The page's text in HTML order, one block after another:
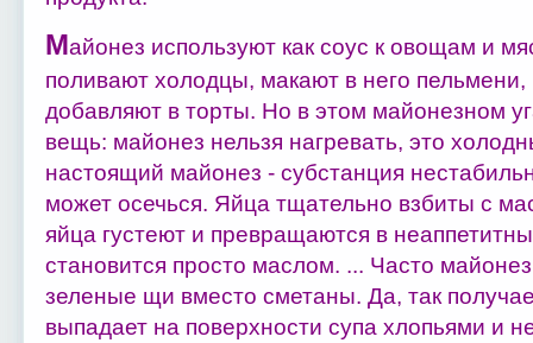
Майонез используют как соус к овощам и
поливают холодцы, макают в него
добавляют в торты. Но в этом майонезном
вещь: майонез нельзя нагревать, это
настоящий майонез - субстанция
может осечься. Яйца тщательно взбиты с
яйца густеют и превращаются в
становится просто маслом. ... Часто
зеленые щи вместо сметаны. Да, так
выпадает на поверхности супа хлопьями и